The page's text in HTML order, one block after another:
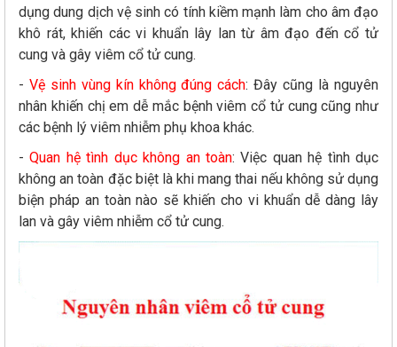
dụng dung dịch vệ sinh có tính kiềm mạnh làm cho âm đạo
khô rát, khiến các vi khuẩn lây lan từ âm đạo đến cổ tử
cung và gây viêm cổ tử cung.
- Vệ sinh vùng kín không đúng cách: Đây cũng là nguyên
nhân khiến chị em dễ mắc bệnh viêm cổ tử cung cũng như
các bệnh lý viêm nhiễm phụ khoa khác.
-Quan hệ tình dục không an toàn: Việc quan hệ tình dục
không an toàn đặc biệt là khi mang thai nếu không sử dụng
biện pháp an toàn nào sẽ khiến cho vi khuẩn dễ dàng lây
lan và gây viêm nhiễm cổ tử cung.